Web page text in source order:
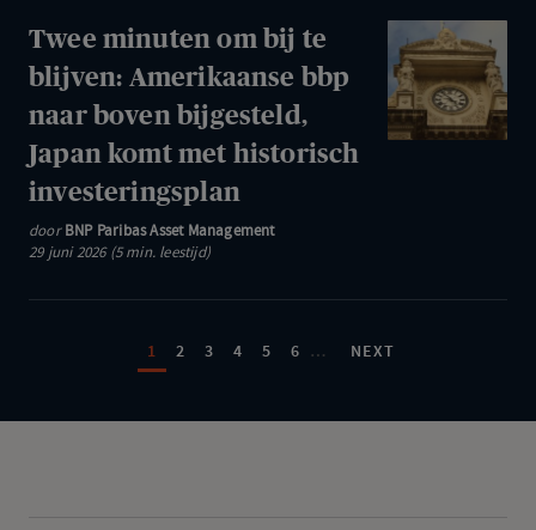
Twee
minuten
om
bij
naar
bijgesteld,
komt
Twee minuten om bij te
blijven: Amerikaanse bbp
naar boven bijgesteld,
Japan komt met historisch
investeringsplan
doorBNP Paribas Asset Management
29 juni 2026 (5 min. leestijd)
PAGE
1 PAGE
2 PAGE
3 PAGE
4 PAGE
5 PAGE
6 … NEXT PAGE
NEXT